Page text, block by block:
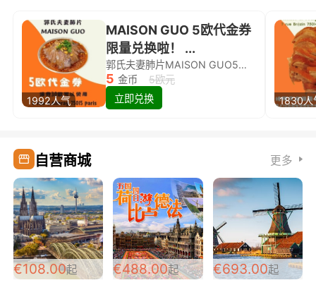
1992人气
MAISON GUO 5欧代金券
限量兑换啦！ ...
郭氏夫妻肺片MAISON GUO5欧代金券限量兑换啦！
5 金币
5欧元
立即兑换
1830人
自营商城 更多
€108.00起 €488.00起 €693.00起